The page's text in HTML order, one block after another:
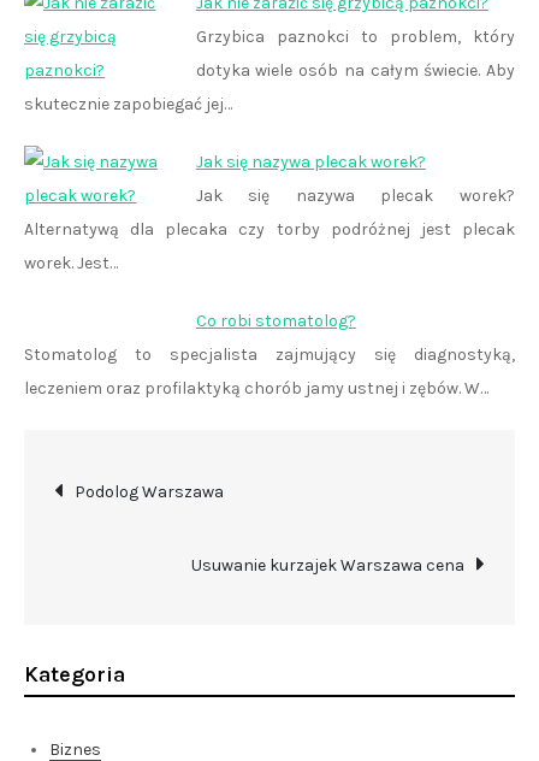
Grzybica paznokci to problem, który
dotyka wiele osób na całym świecie. Aby
skutecznie zapobiegać jej…
Jak się nazywa plecak worek?
Jak się nazywa plecak worek?
Alternatywą dla plecaka czy torby podróżnej jest plecak
worek. Jest…
Co robi stomatolog?
Stomatolog to specjalista zajmujący się diagnostyką,
leczeniem oraz profilaktyką chorób jamy ustnej i zębów. W…
Nawigacja
Podolog Warszawa
Usuwanie kurzajek Warszawa cena
Kategoria
Biznes